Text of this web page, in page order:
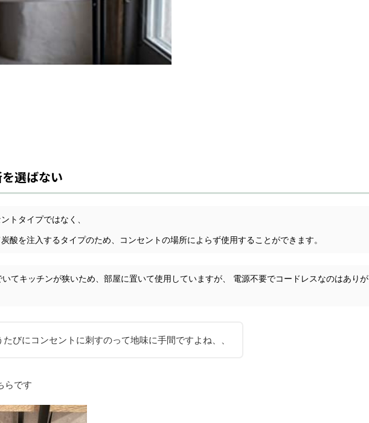
選ばない
トタイプではなく、
酸を注入するタイプのため、コンセントの場所によらず使用することができます。
いてキッチンが狭いため、部屋に置いて使用していますが、 電源不要でコードレスなのはありが
たびにコンセントに刺すのって地味に手間ですよね、、
らです